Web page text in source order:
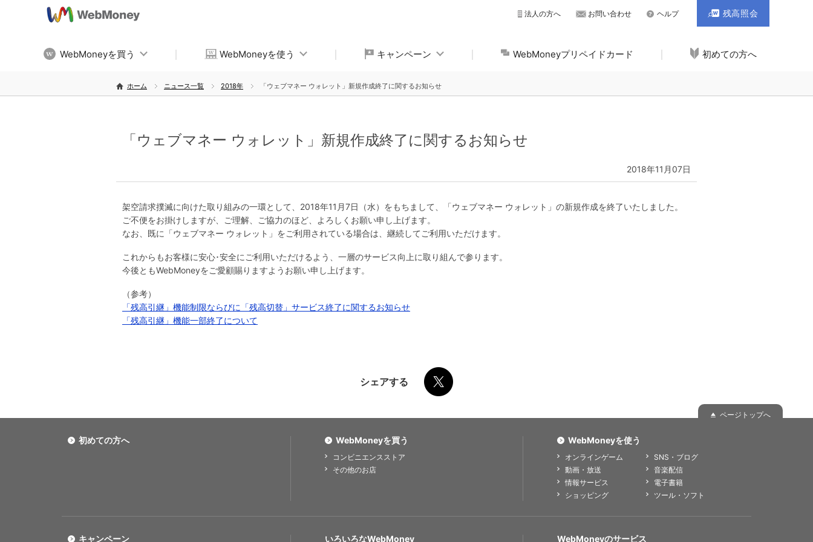
WebMoneyを買う WebMoneyを使う キャンペーン WebMoneyプリペイドカード 初めての方へ
法人の方へ お問い合わせ ヘルプ 残高照会
ホーム ニュース一覧 2018年 「ウェブマネー ウォレット」新規作成終了に関するお知らせ
「ウェブマネー ウォレット」新規作成終了に関するお知らせ
2018年11月07日
架空請求撲滅に向けた取り組みの一環として、2018年11月7日（水）をもちまして、「ウェブマネー ウォレット」の新規作成を終了いたしました。
ご不便をお掛けしますが、ご理解、ご協力のほど、よろしくお願い申し上げます。
なお、既に「ウェブマネー ウォレット」をご利用されている場合は、継続してご利用いただけます。
これからもお客様に安心･安全にご利用いただけるよう、一層のサービス向上に取り組んで参ります。
今後ともWebMoneyをご愛顧賜りますようお願い申し上げます。
（参考）
「残高引継」機能制限ならびに「残高切替」サービス終了に関するお知らせ
「残高引継」機能一部終了について
シェアする
ページトップへ
初めての方へ WebMoneyを買う
コンビニエンスストア
その他のお店
WebMoneyを使う
オンラインゲーム
SNS・ブログ
動画・放送
音楽配信
情報サービス
電子書籍
ショッピング
ツール・ソフト
いろいろなWebMoney
キャンペーン WebMoneyのサービス